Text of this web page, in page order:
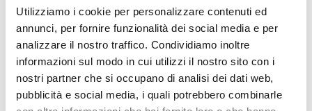
Utilizziamo i cookie per personalizzare contenuti ed
annunci, per fornire funzionalità dei social media e per
analizzare il nostro traffico. Condividiamo inoltre
informazioni sul modo in cui utilizzi il nostro sito con i
nostri partner che si occupano di analisi dei dati web,
pubblicità e social media, i quali potrebbero combinarle
4000 € 5,70 € 6,10
5000 € 5,63 € 6,03
6000 € 5,54 € 6,03